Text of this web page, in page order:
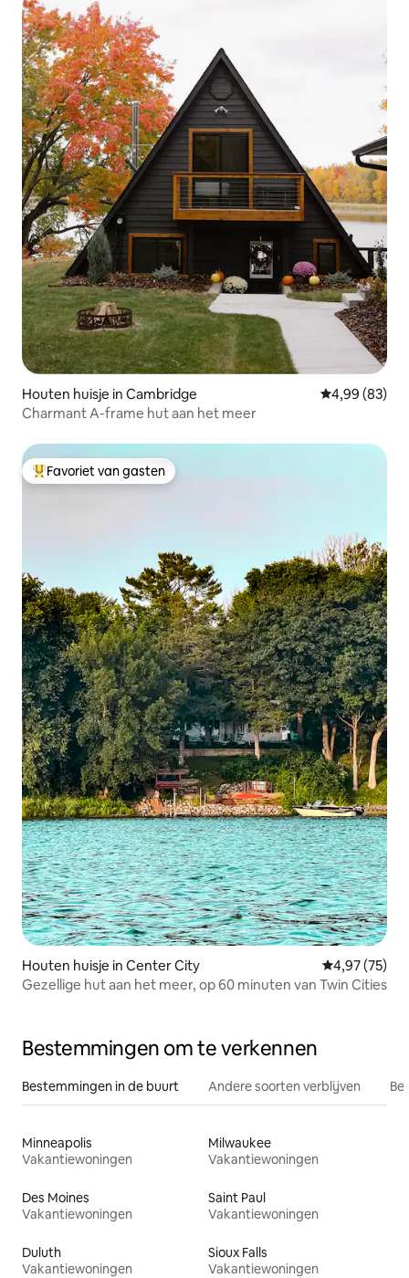
Houten huisje in Cambridge Gemiddelde
4,99 (83)
Charmant A-frame hut aan het meer
Topfavoriet van gasten
Favoriet van gasten
Houten huisje in Center City Gemiddelde
4,97 (75)
Gezellige hut aan het meer, op 60 minuten van Twin Cities
Bestemmingen om te verkennen
Bestemmingen in de buurt Andere soorten verblijven
Minneapolis
Vakantiewoningen
Milwaukee
Vakantiewoningen
Des Moines
Vakantiewoningen
Saint Paul
Vakantiewoningen
Duluth
Vakantiewoningen
Sioux Falls
Vakantiewoningen